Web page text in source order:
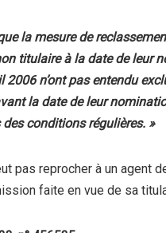
la mesure de
titulaire à la date de leur
2006 n’ont pas entendu
la date de leur
des conditions régulières. »
pas reprocher à un agent
faite en vue de sa